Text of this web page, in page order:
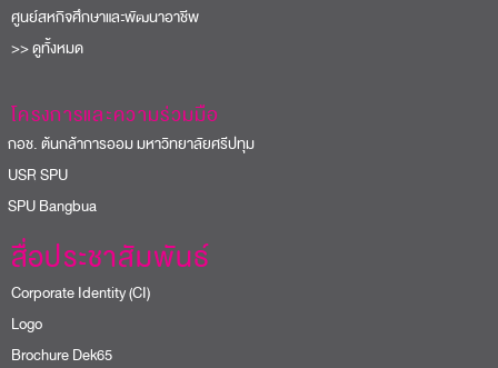
ศูนย์สหกิจศึกษาและพัฒนาอาชีพ
>> ดูทั้งหมด
โครงการและความร่วมมือ
ช. ต้นกล้าการออม มหาวิทยาลัยศรีปทุม
SPU
Bangbua
สื่อประชาสัมพันธ์
Corporate Identity (CI)
Logo
Brochure Dek65